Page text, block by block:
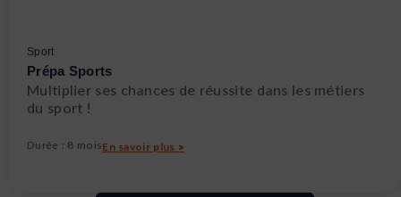
Sport
Prépa Sports
Multiplier ses chances de réussite dans les métiers
du sport !
Durée : 8 moisEn savoir plus >